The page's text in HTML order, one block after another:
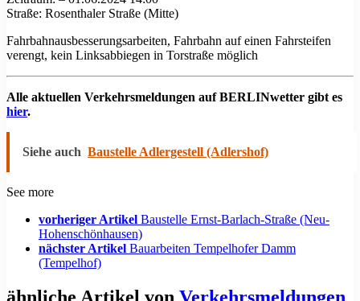
Straße: Rosenthaler Straße (Mitte)
Fahrbahnausbesserungsarbeiten, Fahrbahn auf einen Fahrsteifen
verengt, kein Linksabbiegen in Torstraße möglich
Alle aktuellen Verkehrsmeldungen auf BERLINwetter gibt es
hier.
Siehe auch Baustelle Adlergestell (Adlershof)
See more
vorheriger Artikel Baustelle Ernst-Barlach-Straße (Neu-
Hohenschönhausen)
nächster Artikel Bauarbeiten Tempelhofer Damm
(Tempelhof)
ähnliche Artikel von Verkehrsmeldungen